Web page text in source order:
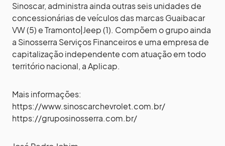
Sinoscar, administra ainda outras seis unidades de
concessionárias de veículos das marcas Guaibacar
VW (5) e Tramonto|Jeep (1). Compõem o grupo ainda
a Sinosserra Serviços Financeiros e uma empresa de
capitalização independente com atuação em todo
território nacional, a Aplicap.
Mais informações:
https://www.sinoscarchevrolet.com.br/
https://gruposinosserra.com.br/